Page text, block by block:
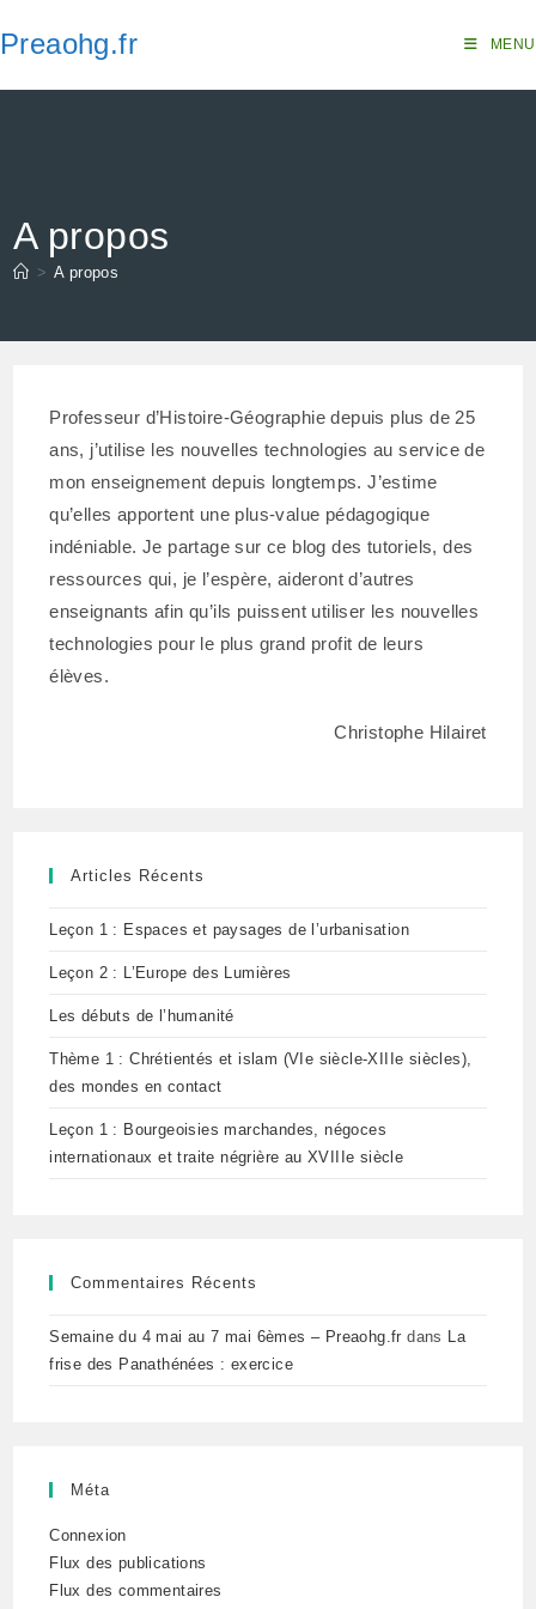
to
Preaohg.fr MENU
A propos
> A propos
Professeur d’Histoire-Géographie depuis plus de 25
ans, j’utilise les nouvelles technologies au service de
mon enseignement depuis longtemps. J’estime
qu’elles apportent une plus-value pédagogique
indéniable. Je partage sur ce blog des tutoriels, des
ressources qui, je l’espère, aideront d’autres
enseignants afin qu’ils puissent utiliser les nouvelles
technologies pour le plus grand profit de leurs
élèves.
Christophe Hilairet
Articles Récents
Leçon 1 : Espaces et paysages de l’urbanisation
Leçon 2 : L’Europe des Lumières
Les débuts de l’humanité
Thème 1 : Chrétientés et islam (VIe siècle-XIIIe siècles),
des mondes en contact
Leçon 1 : Bourgeoisies marchandes, négoces
internationaux et traite négrière au XVIIIe siècle
Commentaires Récents
Semaine du 4 mai au 7 mai 6èmes – Preaohg.fr dans La
frise des Panathénées : exercice
Méta
Connexion
Flux des publications
Flux des commentaires